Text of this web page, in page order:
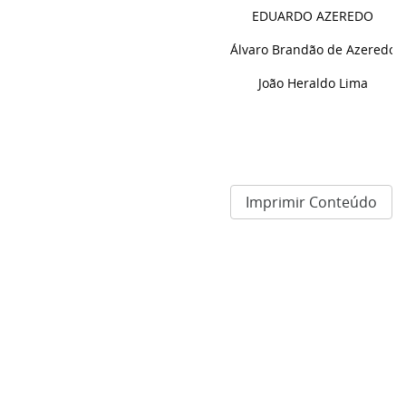
EDUARDO AZEREDO
Álvaro Brandão de Azeredo
João Heraldo Lima
Imprimir Conteúdo